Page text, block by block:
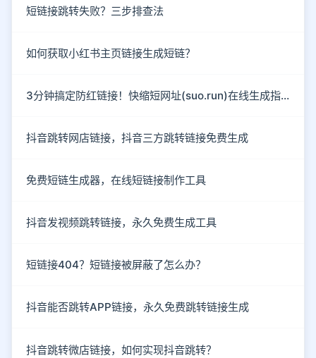
短链接跳转失败？三步排查法
如何获取小红书主页链接生成短链？
3分钟搞定防红链接！快缩短网址(suo.run)在线生成指南
抖音跳转网店链接，抖音三方跳转链接免费生成
免费短链生成器，在线短链接制作工具
抖音发视频跳转链接，永久免费生成工具
短链接404？短链接被屏蔽了怎么办？
抖音能否跳转APP链接，永久免费跳转链接生成
抖音跳转微店链接，如何实现抖音跳转？